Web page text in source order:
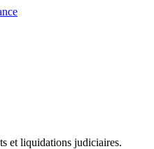
et liquidations judiciaires.